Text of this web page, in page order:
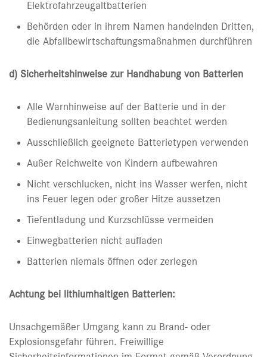
Elektrofahrzeugaltbatterien
Behörden oder in ihrem Namen handelnden Dritten,
die Abfallbewirtschaftungsmaßnahmen durchführen
d) Sicherheitshinweise zur Handhabung von Batterien
Alle Warnhinweise auf der Batterie und in der
Bedienungsanleitung sollten beachtet werden
Ausschließlich geeignete Batterietypen verwenden
Außer Reichweite von Kindern aufbewahren
Nicht verschlucken, nicht ins Wasser werfen, nicht
ins Feuer legen oder großer Hitze aussetzen
Tiefentladung und Kurzschlüsse vermeiden
Einwegbatterien nicht aufladen
Batterien niemals öffnen oder zerlegen
Achtung bei lithiumhaltigen Batterien:
Unsachgemäßer Umgang kann zu Brand- oder
Explosionsgefahr führen. Freiwillige